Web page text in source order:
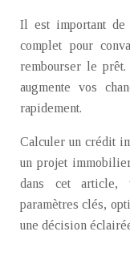
Il est important
complet pour
rembourser le
augmente vos
rapidement.
Calculer un crédit
un projet
dans cet article,
paramètres clés,
une décision